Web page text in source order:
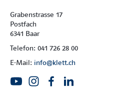
Grabenstrasse 17
Postfach
6341 Baar
Telefon: 041 726 28 00
E-Mail: info@klett.ch